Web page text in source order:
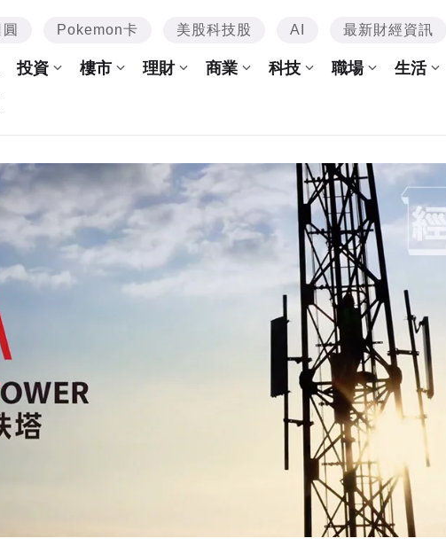
圓 Pokemon卡 美股科技股 AI 最新財經資訊
投資 樓市 理財 商業 科技 職場 生活